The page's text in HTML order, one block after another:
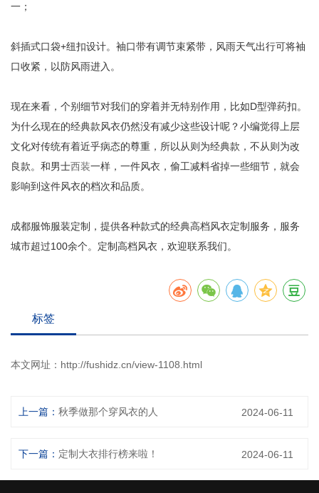
一；
斜插式口袋+纽扣设计。袖口带有调节束紧带，风雨天气出行可将袖
口收紧，以防风雨进入。
现在来看，个别细节对我们的穿着并无特别作用，比如D型弹药扣。
为什么现在的经典款风衣仍然没有减少这些设计呢？小编觉得上层
文化对传统有着近乎病态的尊重，所以从则为经典款，不从则为改
良款。和男士西装一样，一件风衣，偷工减料省掉一些细节，就会
影响到这件风衣的档次和品质。
成都服饰服装定制，提供各种款式的经典高档风衣定制服务，服务
城市超过100余个。定制高档风衣，欢迎联系我们。
标签
本文网址： http://fushidz.cn/view-1108.html
上一篇： 秋季做那个穿风衣的人 2024-06-11
下一篇： 定制大衣排行榜来啦！ 2024-06-11